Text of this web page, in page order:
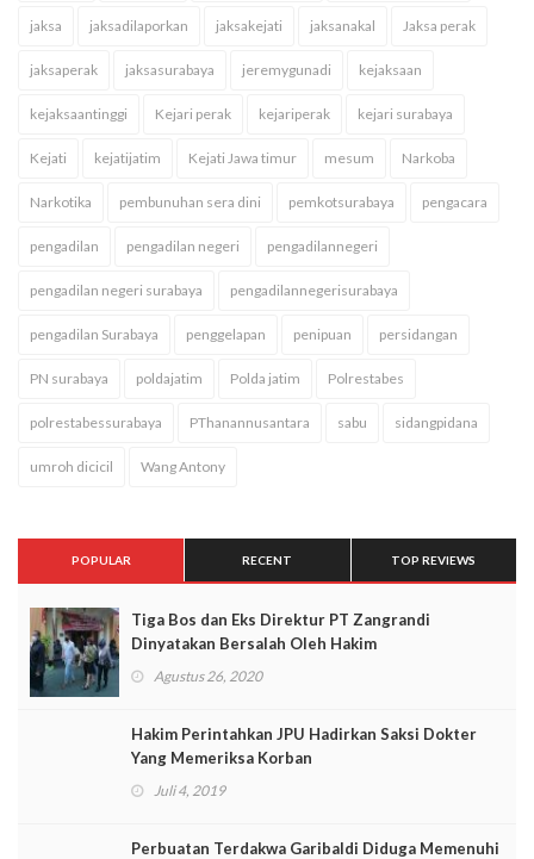
jaksa jaksadilaporkan jaksakejati jaksanakal Jaksa perak
jaksaperak jaksasurabaya jeremygunadi kejaksaan
kejaksaantinggi Kejari perak kejariperak kejari surabaya
Kejati kejatijatim Kejati Jawa timur mesum Narkoba
Narkotika pembunuhan sera dini pemkotsurabaya pengacara
pengadilan pengadilan negeri pengadilannegeri
pengadilan negeri surabaya pengadilannegerisurabaya
pengadilan Surabaya penggelapan penipuan persidangan
PN surabaya poldajatim Polda jatim Polrestabes
polrestabessurabaya PThanannusantara sabu sidangpidana
umroh dicicil Wang Antony
POPULAR RECENT TOP REVIEWS
Tiga Bos dan Eks Direktur PT Zangrandi
Dinyatakan Bersalah Oleh Hakim
Agustus 26, 2020
Hakim Perintahkan JPU Hadirkan Saksi Dokter
Yang Memeriksa Korban
Juli 4, 2019
Perbuatan Terdakwa Garibaldi Diduga Memenuhi